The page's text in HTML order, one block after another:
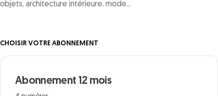
objets, architecture intérieure, mode...
CHOISIR VOTRE ABONNEMENT
Abonnement 12 mois